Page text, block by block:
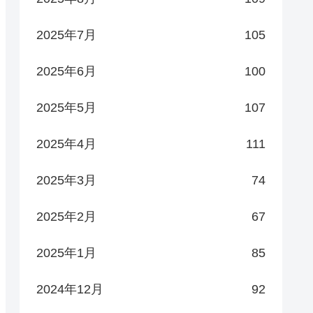
2025年7月 105
2025年6月 100
2025年5月 107
2025年4月 111
2025年3月 74
2025年2月 67
2025年1月 85
2024年12月 92